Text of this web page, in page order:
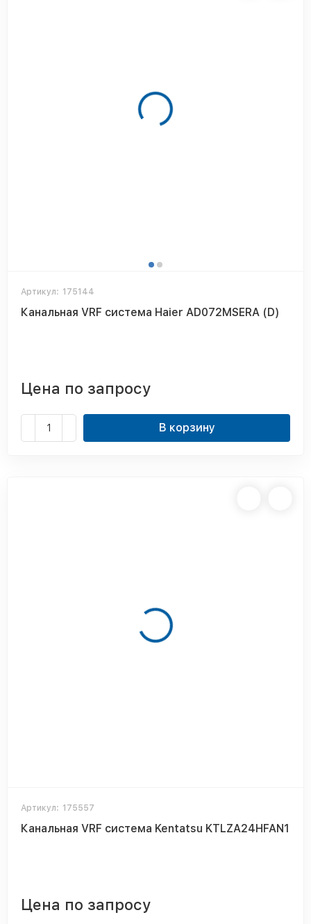
Артикул: 175144
Канальная VRF система Haier AD072MSERA (D)
Цена по запросу
В корзину
Артикул: 175557
Канальная VRF система Kentatsu KTLZA24HFAN1
Цена по запросу